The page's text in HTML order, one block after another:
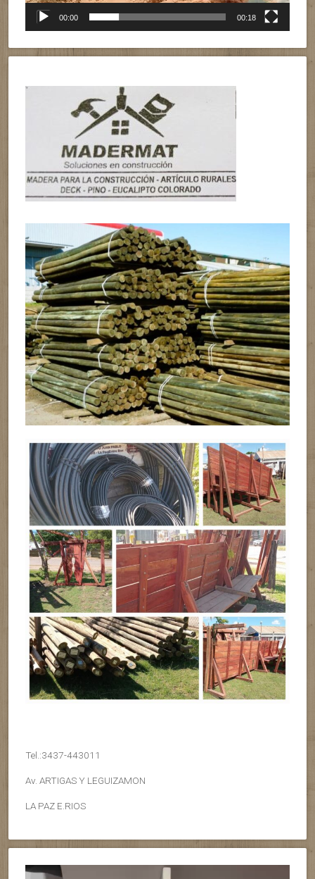
00:00 00:18
Tel.:3437-443011
Av. ARTIGAS Y LEGUIZAMON
LA PAZ E.RIOS
Reproductor